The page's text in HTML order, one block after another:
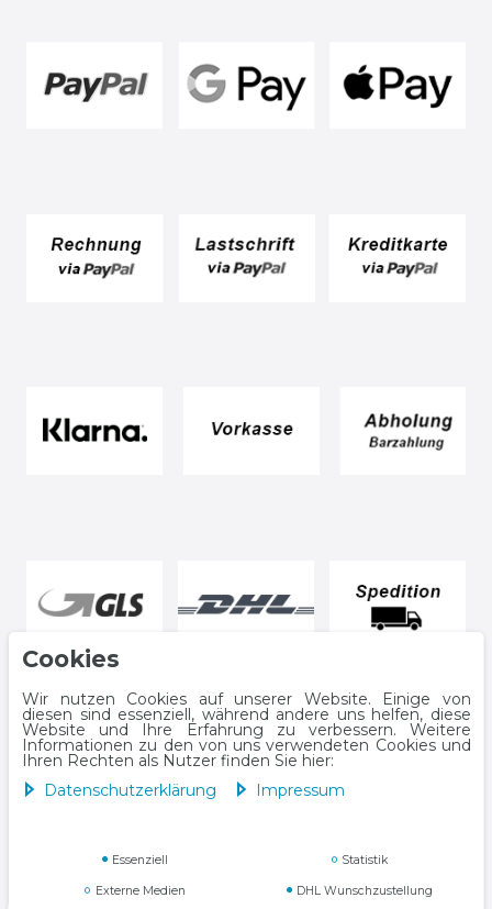
Cookies
Wir nutzen Cookies auf unserer Website. Einige von
diesen sind essenziell, während andere uns helfen, diese
Website und Ihre Erfahrung zu verbessern. Weitere
Informationen zu den von uns verwendeten Cookies und
Ihren Rechten als Nutzer finden Sie hier:
Daten­schutz­erklärung
Impressum
Essenziell Statistik
Externe Medien DHL Wunschzustellung